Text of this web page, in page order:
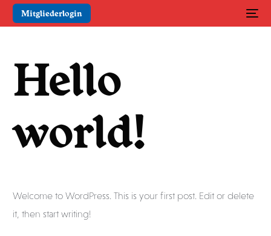
Mitgliederlogin
Hello
world!
Welcome to WordPress. This is your first post. Edit or delete
it, then start writing!